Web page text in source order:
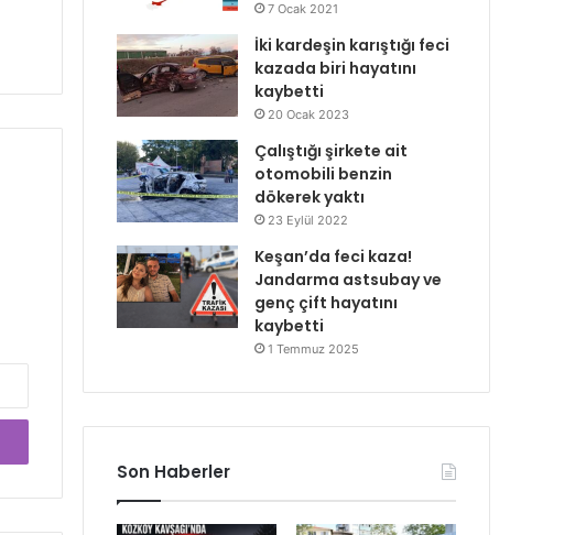
7 Ocak 2021
İki kardeşin karıştığı feci
kazada biri hayatını
kaybetti
20 Ocak 2023
Çalıştığı şirkete ait
otomobili benzin
dökerek yaktı
23 Eylül 2022
Keşan’da feci kaza!
Jandarma astsubay ve
genç çift hayatını
kaybetti
1 Temmuz 2025
Son Haberler